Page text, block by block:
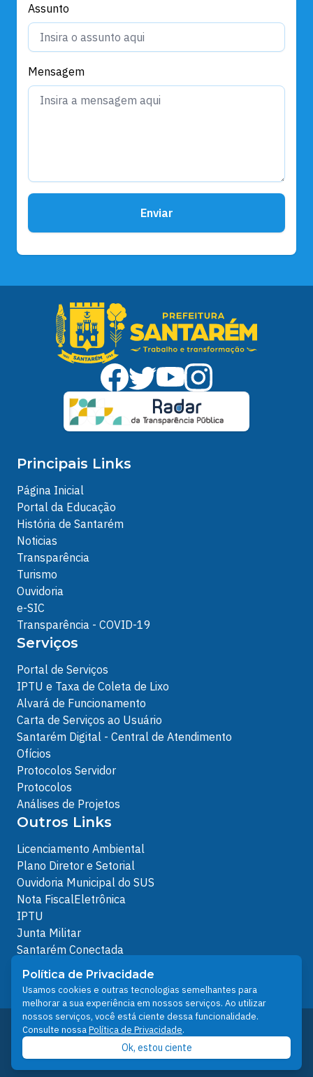
Assunto
Mensagem
Enviar
Principais Links
Página Inicial
Portal da Educação
História de Santarém
Noticias
Transparência
Turismo
Ouvidoria
e-SIC
Transparência - COVID-19
Serviços
Portal de Serviços
IPTU e Taxa de Coleta de Lixo
Alvará de Funcionamento
Carta de Serviços ao Usuário
Santarém Digital - Central de Atendimento
Ofícios
Protocolos Servidor
Protocolos
Análises de Projetos
Outros Links
Licenciamento Ambiental
Plano Diretor e Setorial
Ouvidoria Municipal do SUS
Nota FiscalEletrônica
IPTU
Junta Militar
Santarém Conectada
Política de Privacidade
People illustrations by Storyset
Desenvolvido pelo Núcleo Técnico de Gestão de
Tecnologia da Informação - NTI
Prefeitura de Santarém © 2026
Política de Privacidade
Usamos cookies e outras tecnologias semelhantes para
melhorar a sua experiência em nossos serviços. Ao utilizar
nossos serviços, você está ciente dessa funcionalidade.
Consulte nossaPolítica de Privacidade.
Ok, estou ciente